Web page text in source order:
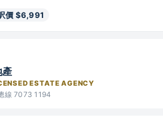
價 $6,991
產
ESTATE AGENCY
線 7073 1194